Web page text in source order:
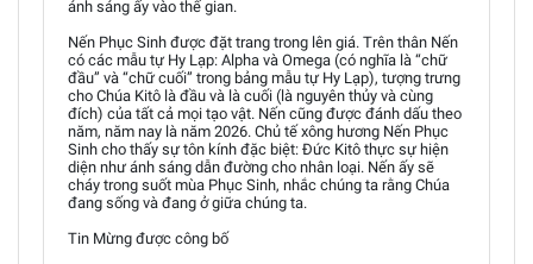
ánh sáng ấy vào thế gian.
Nến Phục Sinh được đặt trang trong lên giá. Trên thân Nến
có các mẫu tự Hy Lạp: Alpha và Omega (có nghĩa là “chữ
đầu” và “chữ cuối” trong bảng mẫu tự Hy Lạp), tượng trưng
cho Chúa Kitô là đầu và là cuối (là nguyên thủy và cùng
đích) của tất cả mọi tạo vật. Nến cũng được đánh dấu theo
năm, năm nay là năm 2026. Chủ tế xông hương Nến Phục
Sinh cho thấy sự tôn kính đặc biệt: Đức Kitô thực sự hiện
diện như ánh sáng dẫn đường cho nhân loại. Nến ấy sẽ
cháy trong suốt mùa Phục Sinh, nhắc chúng ta rằng Chúa
đang sống và đang ở giữa chúng ta.
Tin Mừng được công bố